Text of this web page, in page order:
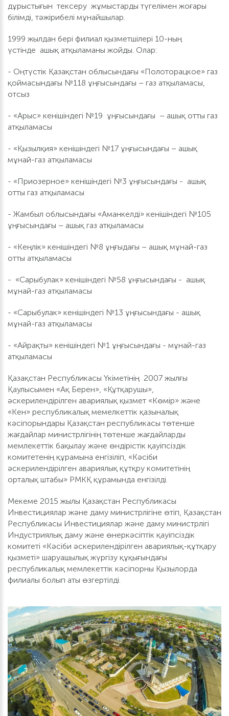
дұрыстығын тексеру жұмыстарды түгелімен жоғары
білімді, тәжірибелі мұнайшылар.
1999 жылдан бері филиал қызметшілері 10-ның
үстінде ашық атқыламаны жойды. Олар:
- Оңтүстік Қазақстан облысындағы «Полоторацкое» газ
қоймасындағы №118 ұңғысындағы – газ атқыламасы,
отсыз
- «Арыс» кенішіндегі №19 ұңғысындағы – ашық отты газ
атқыламасы
- «Қызылқия» кенішіндегі №17 ұңғысындағы – ашық
мұнай-газ атқыламасы
- «Приозерное» кенішіндегі №3 ұңғысындағы - ашық
отты газ атқыламасы
- Жамбыл облысындағы «Аманкелді» кенішіндегі №105
ұңғысындағы – ашық газ атқыламасы
- «Кеңлік» кенішіндегі №8 ұңғыдағы – ашық мұнай-газ
отты атқыламасы
- «Cарыбулак» кенішіндегі №58 ұңғысындағы - ашық
мұнай-газ атқыламасы
- «Cарыбулак» кенішіндегі №13 ұңғысындағы - ашық
мұнай-газ атқыламасы
- «Айрақты» кенішіндегі №1 ұңғысындағы - мұнай-газ
атқыламасы
Қазақстан Республикасы Үкіметінің 2007 жылғы
Қаулысымен «Ақ Берен», «Құтқарушы»,
әскерилендірілген авариялық қызмет «Көмір» және
«Кен» республикалық мемелкеттік қазыналық
кәсіпорындары Қазақстан республикасы төтенше
жағдайлар министрлігінің төтенше жағдайларды
мемлекеттік бақылау және өндірістік қауіпсіздік
комитетенің құрамына енгізіліп, «Кәсіби
әскерилендірілген авариялық құтқру комитетінің
орталық штабы» РМКҚ құрамында енгізілді.
Мекеме 2015 жылы Қазақстан Республикасы
Инвестициялар және даму министрлігіне өтіп, Қазақстан
Республикасы Инвестициялар және даму министрлігі
Индустриялық даму және өнеркәсіптік қауіпсіздік
комитеті «Кәсіби әскерилендірілген авариялық-құтқару
қызметі» шаруашылық жүргізу құқығындағы
республикалық мемлекеттік кәсіпорны Қызылорда
филиалы болып аты өзгертілді.